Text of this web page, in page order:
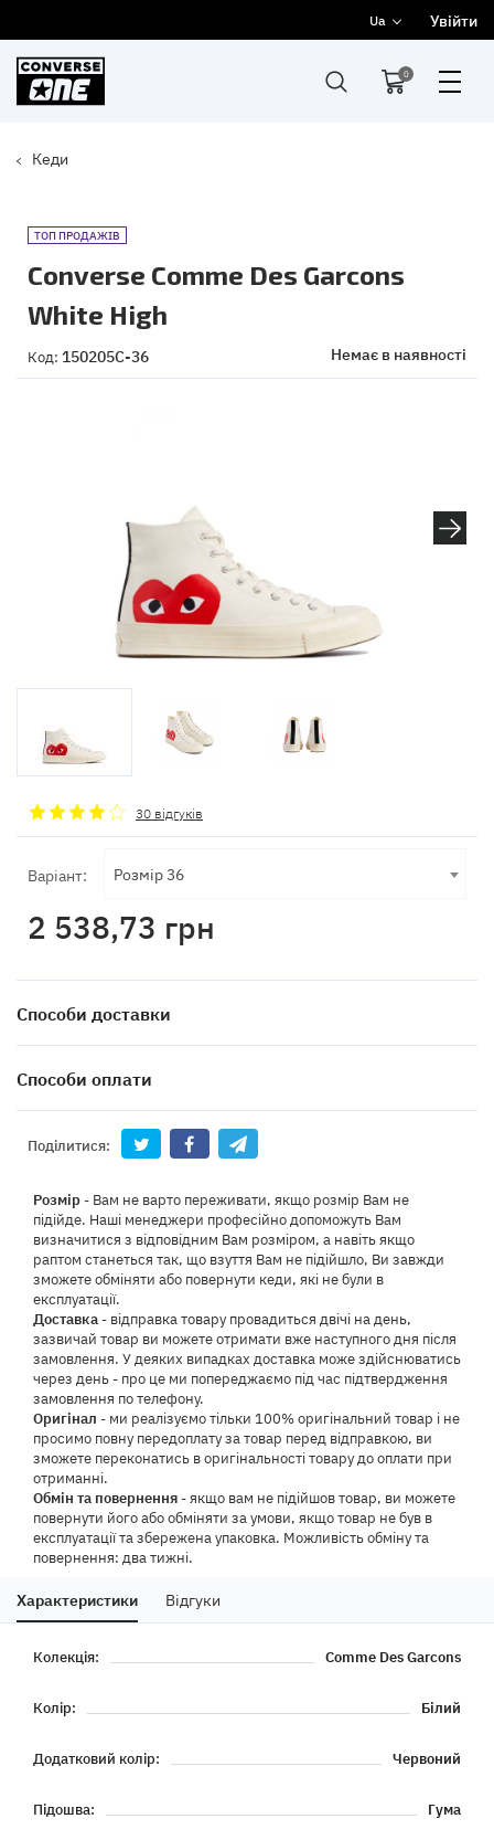
Ua Увійти
0
Кеди
ТОП ПРОДАЖІВ
Converse Comme Des Garcons
White High
Код: 150205C-36 Немає в наявності
30 відгуків
Варіант: Розмір 36
2 538,73 грн
Способи доставки
Способи оплати
Поділитися:
Розмір - Вам не варто переживати, якщо розмір Вам не
підійде. Наші менеджери професійно допоможуть Вам
визначитися з відповідним Вам розміром, а навіть якщо
раптом станеться так, що взуття Вам не підійшло, Ви завжди
зможете обміняти або повернути кеди, які не були в
експлуатації.
Доставка - відправка товару провадиться двічі на день,
зазвичай товар ви можете отримати вже наступного дня після
замовлення. У деяких випадках доставка може здійснюватись
через день - про це ми попереджаємо під час підтвердження
замовлення по телефону.
Оригінал - ми реалізуємо тільки 100% оригінальний товар і не
просимо повну передоплату за товар перед відправкою, ви
зможете переконатись в оригінальності товару до оплати при
отриманні.
Обмін та повернення - якщо вам не підійшов товар, ви можете
повернути його або обміняти за умови, якщо товар не був в
експлуатації та збережена упаковка. Можливість обміну та
повернення: два тижні.
Характеристики Відгуки
Колекція: Comme Des Garcons
Колір: Білий
Додатковий колір: Червоний
Підошва: Гума